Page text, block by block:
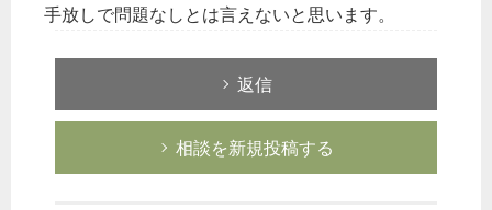
手放しで問題なしとは言えないと思います。
返信
相談を新規投稿する